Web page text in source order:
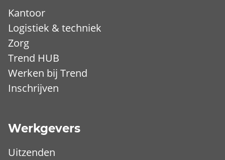
Kantoor
Logistiek & techniek
Zorg
Trend HUB
Werken bij Trend
Inschrijven
Werkgevers
Uitzenden